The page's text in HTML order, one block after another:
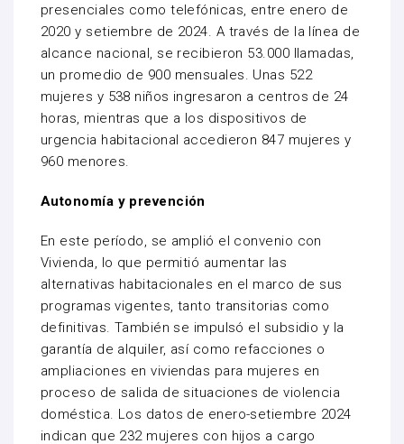
presenciales como telefónicas, entre enero de
2020 y setiembre de 2024. A través de la línea de
alcance nacional, se recibieron 53.000 llamadas,
un promedio de 900 mensuales. Unas 522
mujeres y 538 niños ingresaron a centros de 24
horas, mientras que a los dispositivos de
urgencia habitacional accedieron 847 mujeres y
960 menores.
Autonomía y prevención
En este período, se amplió el convenio con
Vivienda, lo que permitió aumentar las
alternativas habitacionales en el marco de sus
programas vigentes, tanto transitorias como
definitivas. También se impulsó el subsidio y la
garantía de alquiler, así como refacciones o
ampliaciones en viviendas para mujeres en
proceso de salida de situaciones de violencia
doméstica. Los datos de enero-setiembre 2024
indican que 232 mujeres con hijos a cargo